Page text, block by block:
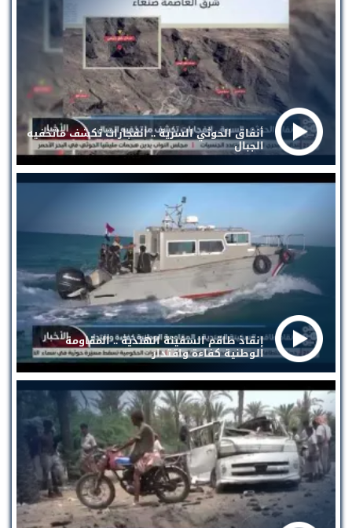
أنفاق الحوثي السرية .. انفجارات تكشف ماتخفيه
الجبال
إنقاذ طاقم السفينة الهندية .. المقاومة
الوطنية كفاءة واقتدار